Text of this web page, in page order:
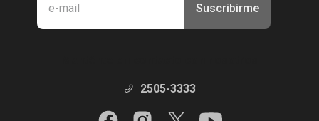
Suscribirme
2505-3333